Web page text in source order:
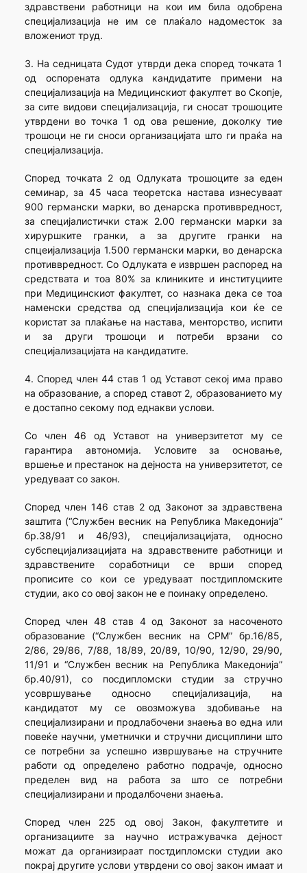
здравствени работници на кои им била одобрена
специјализација не им се плаќало надоместок за
вложениот труд.
3. На седницата Судот утврди дека според точката 1
од оспорената одлука кандидатите примени на
специјализација на Медицинскиот факултет во Скопје,
за сите видови специјализација, ги сносат трошоците
утврдени во точка 1 од ова решение, доколку тие
трошоци не ги сноси организацијата што ги праќа на
специјализација.
Според точката 2 од Одлуката трошоците за еден
семинар, за 45 часа теоретска настава изнесуваат
900 германски марки, во денарска противвредност,
за специјалистички стаж 2.00 германски марки за
хируршките гранки, а за другите гранки на
спцеијализација 1.500 германски марки, во денарска
противвредност. Со Одлуката е извршен распоред на
средствата и тоа 80% за клиниките и институциите
при Медицинскиот факултет, со назнака дека се тоа
наменски средства од специјализација кои ќе се
користат за плаќање на настава, менторство, испити
и за други трошоци и потреби врзани со
специјализацијата на кандидатите.
4. Според член 44 став 1 од Уставот секој има право
на образование, а според ставот 2, образованието му
е достапно секому под еднакви услови.
Со член 46 од Уставот на универзитетот му се
гарантира автономија. Условите за основање,
вршење и престанок на дејноста на универзитетот, се
уредуваат со закон.
Според член 146 став 2 од Законот за здравствена
заштита (“Службен весник на Република Македонија”
бр.38/91 и 46/93), специјализацијата, односно
субспецијализацијата на здравствените работници и
здравствените соработници се врши според
прописите со кои се уредуваат постдипломските
студии, ако со овој закон не е поинаку определено.
Според член 48 став 4 од Законот за насоченото
образование (“Службен весник на СРМ” бр.16/85,
2/86, 29/86, 7/88, 18/89, 20/89, 10/90, 12/90, 29/90,
11/91 и “Службен весник на Република Македонија”
бр.40/91), со посдипломски студии за стручно
усовршување односно специјализација, на
кандидатот му се овозможува здобивање на
специјализирани и продлабочени знаења во една или
повеќе научни, уметнички и стручни дисциплини што
се потребни за успешно извршување на стручните
работи од определено работно подрачје, односно
пределен вид на работа за што се потребни
специјализирани и продалбочени знаења.
Според член 225 од овој Закон, факултетите и
организациите за научно истражувачка дејност
можат да организираат постдипломски студии ако
покрај другите услови утврдени со овој закон имаат и